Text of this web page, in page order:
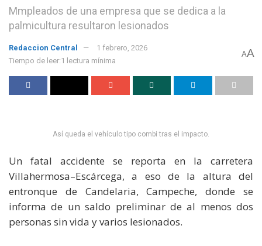
Mmpleados de una empresa que se dedica a la
palmicultura resultaron lesionados
Redaccion Central
1 febrero, 2026
Tiempo de leer:1 lectura mínima
AA
Así queda el vehículo tipo combi tras el impacto.
Un fatal accidente se reporta en la carretera
Villahermosa–Escárcega, a eso de la altura del
entronque de Candelaria, Campeche, donde se
informa de un saldo preliminar de al menos dos
personas sin vida y varios lesionados.